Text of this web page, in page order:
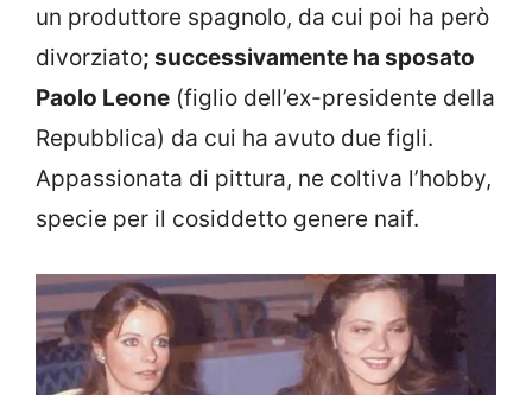
un produttore spagnolo, da cui poi ha però
divorziato; successivamente ha sposato
Paolo Leone (figlio dell’ex-presidente della
Repubblica) da cui ha avuto due figli.
Appassionata di pittura, ne coltiva l’hobby,
specie per il cosiddetto genere naif.